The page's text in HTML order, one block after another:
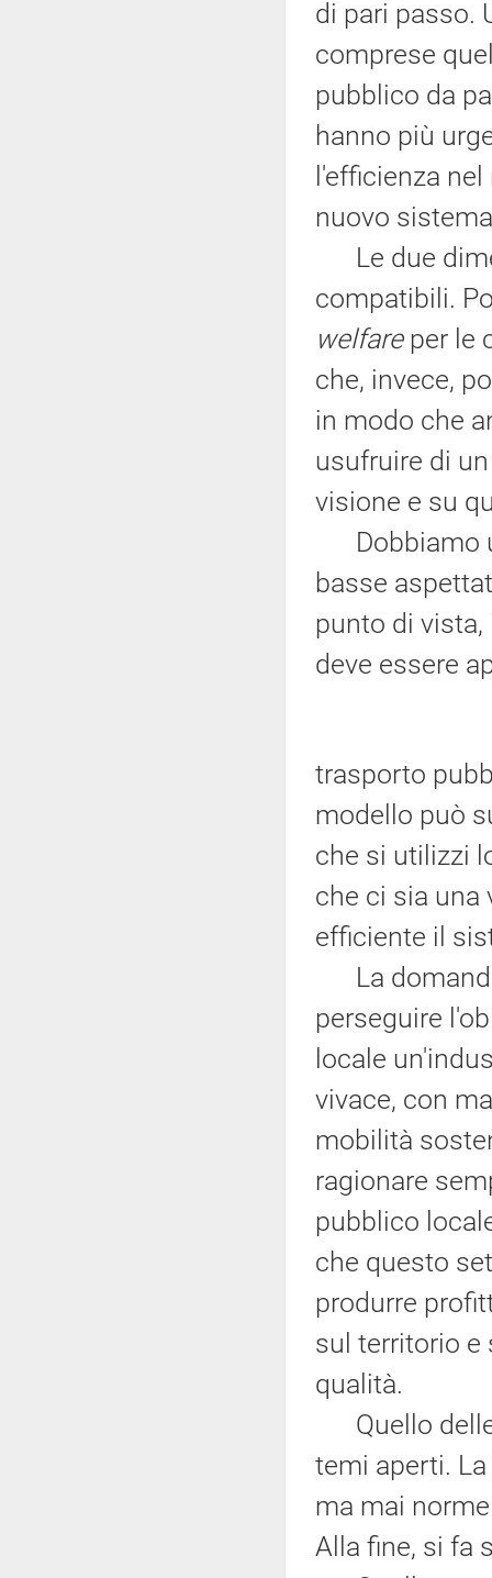
di pari passo.
comprese
pubblico da
hanno più
l'efficienza
nuovo
Le due
compatibili.
welfareper le
che, invece,
in modo che
usufruire di
visione e su
Dobbiamo
basse
punto di
deve essere
trasporto
modello può
che si utilizzi
che ci sia una
efficiente il
La
perseguire
locale
vivace, con
mobilità
ragionare
pubblico
che questo
produrre
sul territorio e
qualità.
Quello delle
temi aperti.
ma mai
Alla fine, si fa